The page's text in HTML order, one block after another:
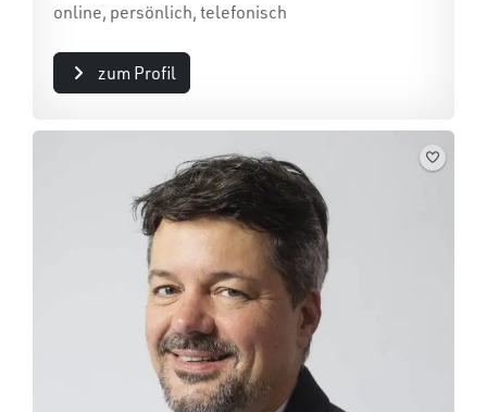
online, persönlich, telefonisch
zum Profil